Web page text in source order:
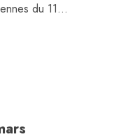
du 11...